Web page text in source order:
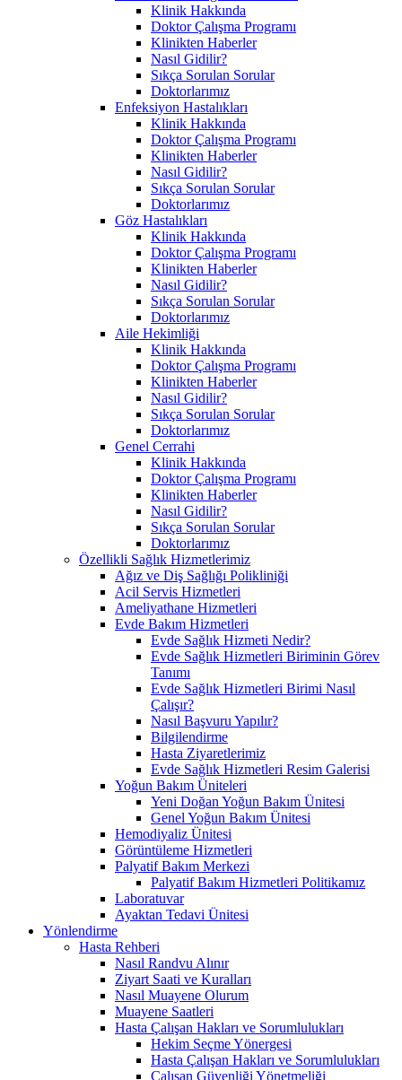
Klinik Hakkında
Doktor Çalışma Programı
Klinikten Haberler
Nasıl Gidilir?
Sıkça Sorulan Sorular
Doktorlarımız
Enfeksiyon Hastalıkları
Klinik Hakkında
Doktor Çalışma Programı
Klinikten Haberler
Nasıl Gidilir?
Sıkça Sorulan Sorular
Doktorlarımız
Göz Hastalıkları
Klinik Hakkında
Doktor Çalışma Programı
Klinikten Haberler
Nasıl Gidilir?
Sıkça Sorulan Sorular
Doktorlarımız
Aile Hekimliği
Klinik Hakkında
Doktor Çalışma Programı
Klinikten Haberler
Nasıl Gidilir?
Sıkça Sorulan Sorular
Doktorlarımız
Genel Cerrahi
Klinik Hakkında
Doktor Çalışma Programı
Klinikten Haberler
Nasıl Gidilir?
Sıkça Sorulan Sorular
Doktorlarımız
Özellikli Sağlık Hizmetlerimiz
Ağız ve Diş Sağlığı Polikliniği
Acil Servis Hizmetleri
Ameliyathane Hizmetleri
Evde Bakım Hizmetleri
Evde Sağlık Hizmeti Nedir?
Evde Sağlık Hizmetleri Biriminin Görev
Tanımı
Evde Sağlık Hizmetleri Birimi Nasıl
Çalışır?
Nasıl Başvuru Yapılır?
Bilgilendirme
Hasta Ziyaretlerimiz
Evde Sağlık Hizmetleri Resim Galerisi
Yoğun Bakım Üniteleri
Yeni Doğan Yoğun Bakım Ünitesi
Genel Yoğun Bakım Ünitesi
Hemodiyaliz Ünitesi
Görüntüleme Hizmetleri
Palyatif Bakım Merkezi
Palyatif Bakım Hizmetleri Politikamız
Laboratuvar
Ayaktan Tedavi Ünitesi
Yönlendirme
Hasta Rehberi
Nasıl Randvu Alınır
Ziyart Saati ve Kuralları
Nasıl Muayene Olurum
Muayene Saatleri
Hasta Çalışan Hakları ve Sorumlulukları
Hekim Seçme Yönergesi
Hasta Çalışan Hakları ve Sorumlulukları
Çalışan Güvenliği Yönetmeliği